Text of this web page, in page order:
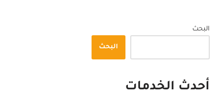
البحث
البحث
أحدث الخدمات